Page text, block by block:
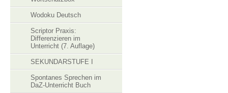
Wodoku Deutsch
Scriptor Praxis:
Differenzieren im
Unterricht (7. Auflage)
SEKUNDARSTUFE I
Spontanes Sprechen im
DaZ-Unterricht Buch